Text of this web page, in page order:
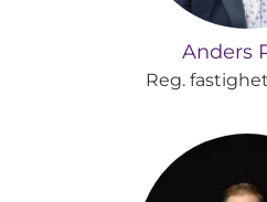
Anders
Reg.